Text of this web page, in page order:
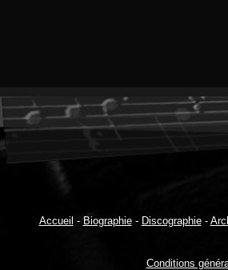
Accueil - Biographie- Discographie-
Conditions